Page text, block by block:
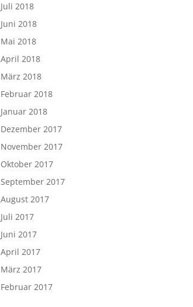
Juli 2018
Juni 2018
Mai 2018
April 2018
März 2018
Februar 2018
Januar 2018
Dezember 2017
November 2017
Oktober 2017
September 2017
August 2017
Juli 2017
Juni 2017
April 2017
März 2017
Februar 2017